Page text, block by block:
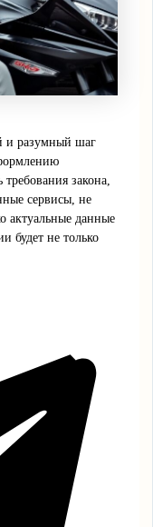
и разумный шаг
закона,
сервисы, не
актуальные данные
будет не только